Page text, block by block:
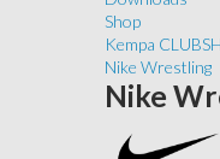
Shop
Kempa
Nike Wrestling
Nike